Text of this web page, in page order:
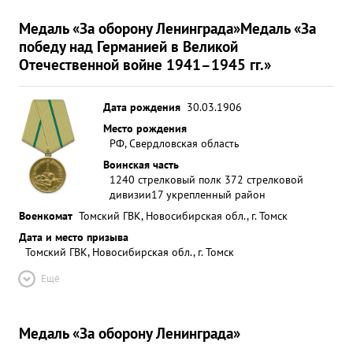
Медаль «За оборону Ленинграда»Медаль «За
победу над Германией в Великой
Отечественной войне 1941–1945 гг.»
Дата рождения 30.03.1906
Место рождения
РФ, Свердловская область
Воинская часть
1240 стрелковый полк 372 стрелковой
дивизии17 укрепленный район
Военкомат Томский ГВК, Новосибирская обл., г. Томск
Дата и место призыва
Томский ГВК, Новосибирская обл., г. Томск
Ещё
Медаль «За оборону Ленинграда»